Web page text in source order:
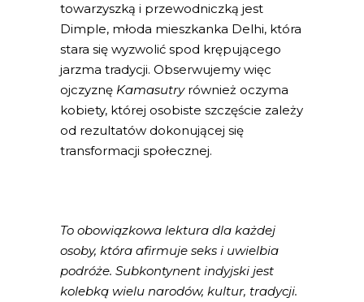
towarzyszką i przewodniczką jest
Dimple, młoda mieszkanka Delhi, która
stara się wyzwolić spod krępującego
jarzma tradycji. Obserwujemy więc
ojczyznę Kamasutryrównież oczyma
kobiety, której osobiste szczęście zależy
od rezultatów dokonującej się
transformacji społecznej.
To obowiązkowa lektura dla każdej
osoby, która afirmuje seks i uwielbia
podróże. Subkontynent indyjski jest
kolebką wielu narodów, kultur, tradycji.